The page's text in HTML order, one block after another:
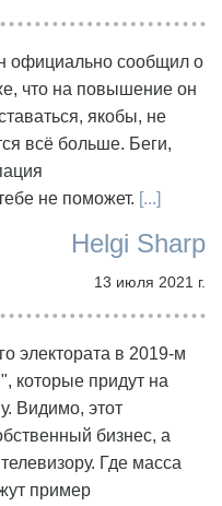
официально сообщил о
что на повышение он
якобы, не
всё больше. Беги,
не поможет. [...]
Helgi Sharp
13 июля 2021 г.
электората в 2019-м
которые придут на
Видимо, этот
бизнес, а
Где масса
пример